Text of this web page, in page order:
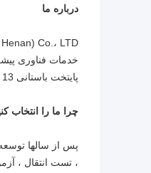
درباره ما
پایتخت باستانی 13 سلسله است.
چرا ما را انتخاب
پس از سالها
، تست انتقال ،